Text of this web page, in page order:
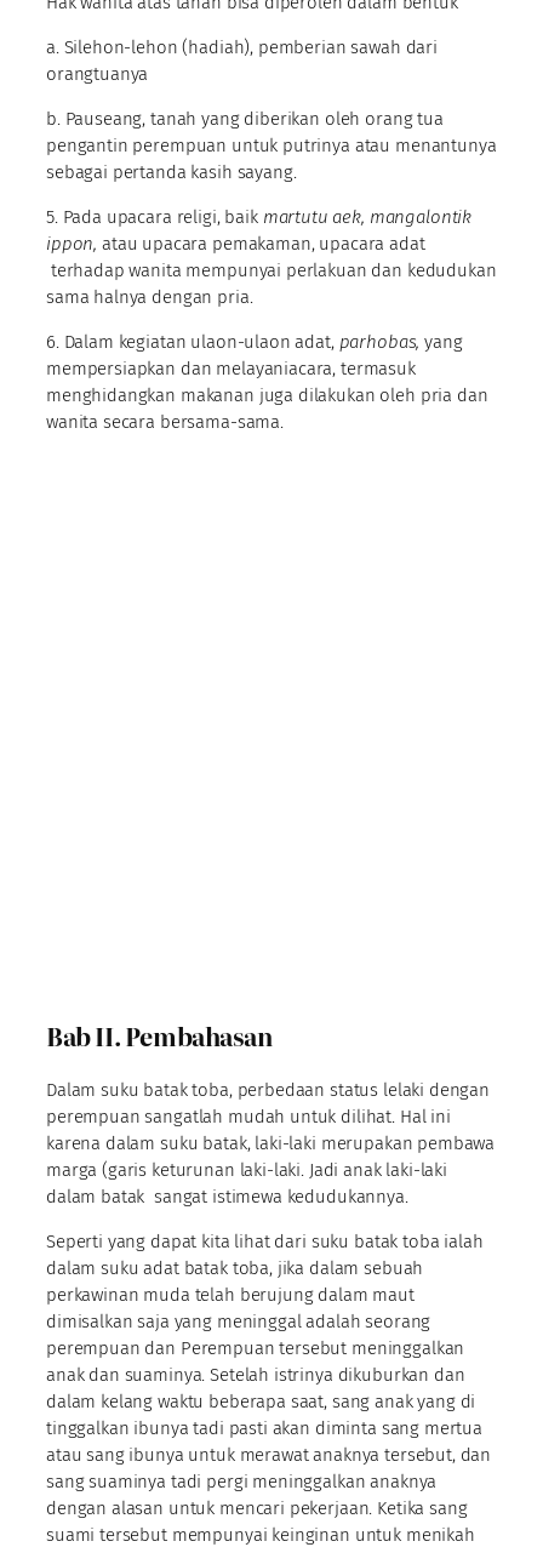
a. Silehon-lehon (hadiah), pemberian sawah dari
orangtuanya
b. Pauseang, tanah yang diberikan oleh orang tua
pengantin perempuan untuk putrinya atau menantunya
sebagai pertanda kasih sayang.
5. Pada upacara religi, baik martutu aek, mangalontik
ippon, atau upacara pemakaman, upacara adat
terhadap wanita mempunyai perlakuan dan kedudukan
sama halnya dengan pria.
6. Dalam kegiatan ulaon-ulaon adat, parhobas,yang
mempersiapkan dan melayaniacara, termasuk
menghidangkan makanan juga dilakukan oleh pria dan
wanita secara bersama-sama.
Bab II. Pembahasan
Dalam suku batak toba, perbedaan status lelaki dengan
perempuan sangatlah mudah untuk dilihat. Hal ini
karena dalam suku batak, laki-laki merupakan pembawa
marga (garis keturunan laki-laki. Jadi anak laki-laki
dalam batak sangat istimewa kedudukannya.
Seperti yang dapat kita lihat dari suku batak toba ialah
dalam suku adat batak toba, jika dalam sebuah
perkawinan muda telah berujung dalam maut
dimisalkan saja yang meninggal adalah seorang
perempuan dan Perempuan tersebut meninggalkan
anak dan suaminya. Setelah istrinya dikuburkan dan
dalam kelang waktu beberapa saat, sang anak yang di
tinggalkan ibunya tadi pasti akan diminta sang mertua
atau sang ibunya untuk merawat anaknya tersebut, dan
sang suaminya tadi pergi meninggalkan anaknya
dengan alasan untuk mencari pekerjaan. Ketika sang
suami tersebut mempunyai keinginan untuk menikah